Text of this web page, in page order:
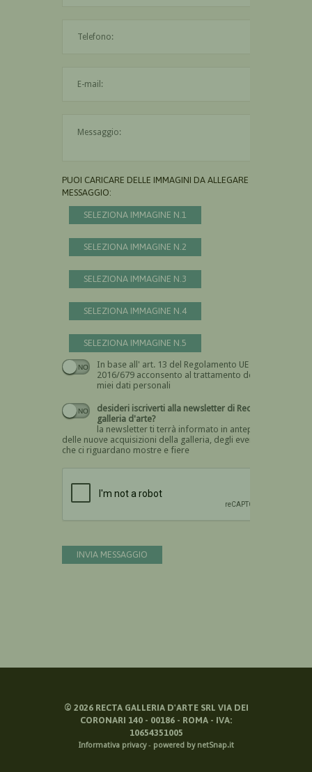
PUOI CARICARE DELLE IMMAGINI DA ALLEGARE AL
MESSAGGIO:
SELEZIONA IMMAGINE N.1
SELEZIONA IMMAGINE N.2
SELEZIONA IMMAGINE N.3
SELEZIONA IMMAGINE N.4
SELEZIONA IMMAGINE N.5
In base all' art. 13 del Regolamento UE n.
2016/679 acconsento al trattamento dei
miei dati personali
Devi dare il consenso
desideri iscriverti alla newsletter di Recta
galleria d'arte?
la newsletter ti terrà informato in anteprima
delle nuove acquisizioni della galleria, degli eventi
che ci riguardano mostre e fiere
INVIA MESSAGGIO
© 2026RECTA GALLERIA D'ARTE SRL VIA DEI
CORONARI 140 - 00186 - ROMA - IVA:
10654351005
Informativa privacy- powered by netSnap.it